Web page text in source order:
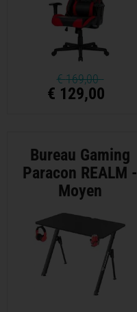
€169,00
€ 129,00
Bureau Gaming
Paracon REALM -
Moyen